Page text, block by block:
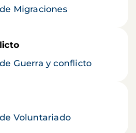
Migraciones
Guerra y conflicto
Voluntariado